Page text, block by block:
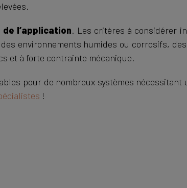
l’application. Les critères à considérer
environnements humides ou corrosifs,
et à forte contrainte mécanique.
pour de nombreux systèmes
!